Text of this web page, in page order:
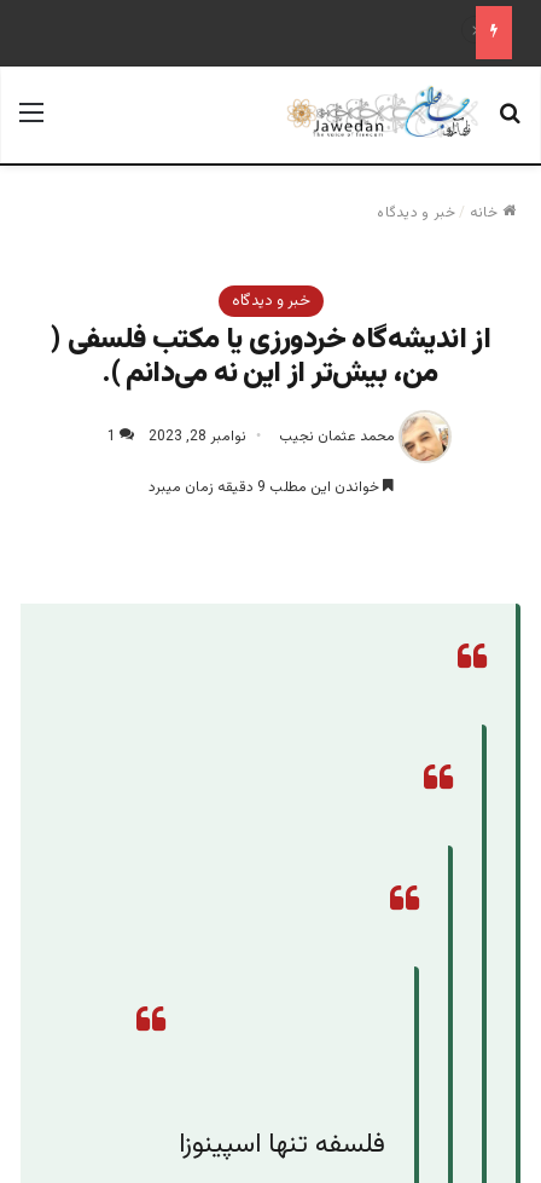
علم تاریخ
جستجو برای
خانه /خبر و دیدگاه
خبر و دیدگاه
از اندیشه‌گاه‌ خردورزی یا مکتب فلسفی (
من، بیش‌تر از این نه می‌دانم ).
محمد عثمان نجیب نوامبر 28, 2023 1
خواندن این مطلب 9 دقیقه زمان میبرد
فلسفه تنها اسپینوزا